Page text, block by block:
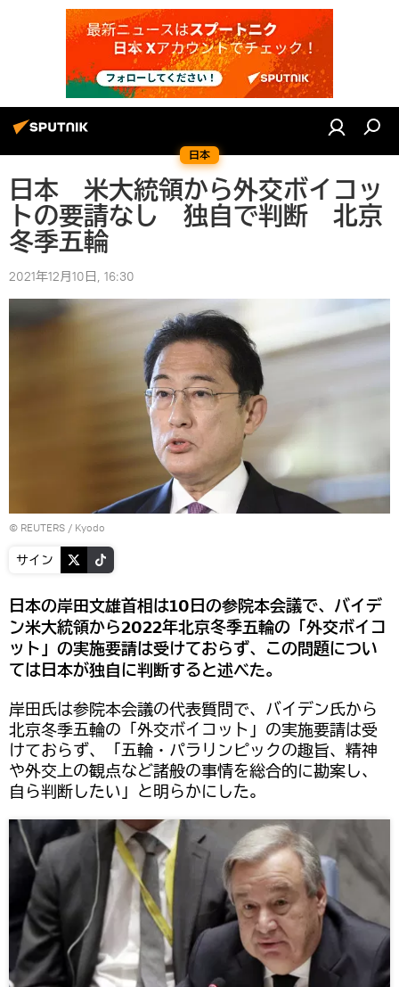
日本
日本 米大統領から外交ボイコッ
トの要請なし 独自で判断 北京
冬季五輪
2021年12月10日, 16:30
© REUTERS / Kyodo
サイン
日本の岸田文雄首相は10日の参院本会議で、バイデ
ン米大統領から2022年北京冬季五輪の「外交ボイコ
ット」の実施要請は受けておらず、この問題につい
ては日本が独自に判断すると述べた。
岸田氏は参院本会議の代表質問で、バイデン氏から
北京冬季五輪の「外交ボイコット」の実施要請は受
けておらず、「五輪・パラリンピックの趣旨、精神
や外交上の観点など諸般の事情を総合的に勘案し、
自ら判断したい」と明らかにした。